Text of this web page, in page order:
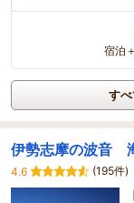
宿泊
すべ
伊勢志摩の波音
4.6
(195件)